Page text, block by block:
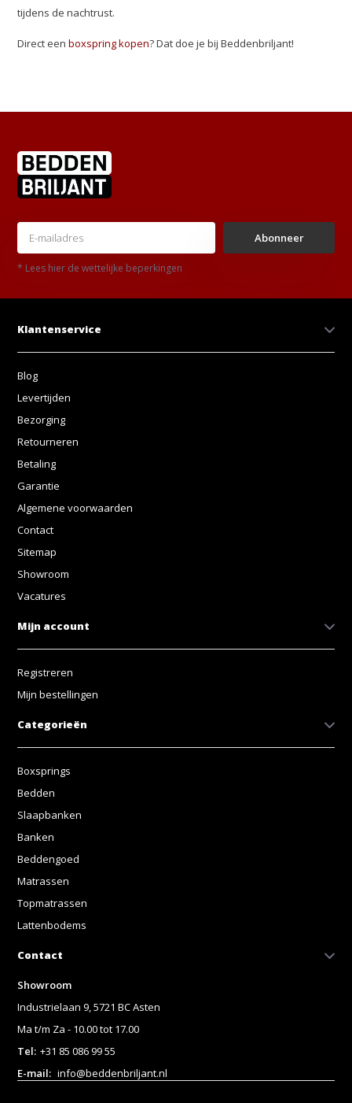
tijdens de nachtrust.
Direct eenboxspring kopen? Dat doe je bij Beddenbriljant!
Abonneer
* Lees hier de wettelijke beperkingen
Klantenservice
Blog
Levertijden
Bezorging
Retourneren
Betaling
Garantie
Algemene voorwaarden
Contact
Sitemap
Showroom
Vacatures
Mijn account
Registreren
Mijn bestellingen
Categorieën
Boxsprings
Bedden
Slaapbanken
Banken
Beddengoed
Matrassen
Topmatrassen
Lattenbodems
Contact
Showroom
Industrielaan 9, 5721 BC Asten
Ma t/m Za - 10.00 tot 17.00
Tel: +31 85 086 99 55
E-mail: info@beddenbriljant.nl